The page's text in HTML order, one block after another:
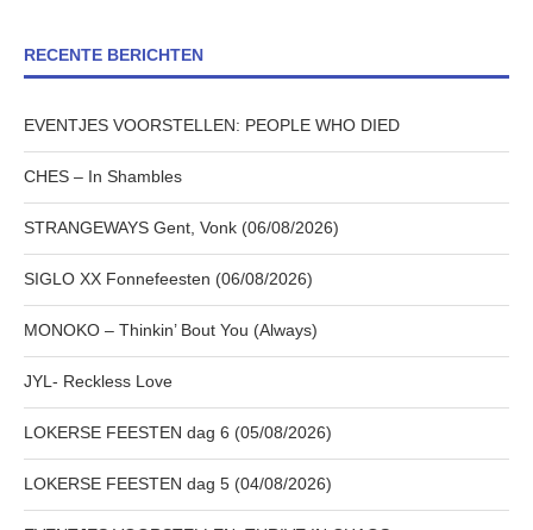
RECENTE BERICHTEN
EVENTJES VOORSTELLEN: PEOPLE WHO DIED
CHES – In Shambles
STRANGEWAYS Gent, Vonk (06/08/2026)
SIGLO XX Fonnefeesten (06/08/2026)
MONOKO – Thinkin’ Bout You (Always)
JYL- Reckless Love
LOKERSE FEESTEN dag 6 (05/08/2026)
LOKERSE FEESTEN dag 5 (04/08/2026)